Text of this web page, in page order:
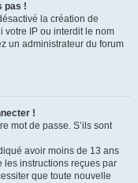
pas !
la création de
votre IP ou interdit le nom
un administrateur du forum
!
mot de passe. S’ils sont
avoir moins de 13 ans
les instructions reçues par
que toute nouvelle